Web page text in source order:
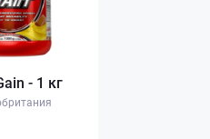
- 1 кг